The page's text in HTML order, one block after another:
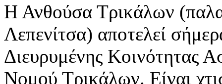
Η Ανθούσα Τρικάλων
Λεπενίτσα) αποτελεί
Διευρυμένης Κοινότητας
Νομού Τρικάλων. Είναι